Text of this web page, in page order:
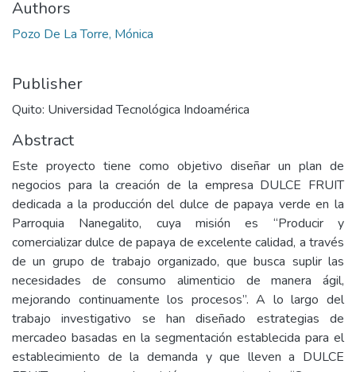
Authors
Pozo De La Torre, Mónica
Publisher
Quito: Universidad Tecnológica Indoamérica
Abstract
Este proyecto tiene como objetivo diseñar un plan de
negocios para la creación de la empresa DULCE FRUIT
dedicada a la producción del dulce de papaya verde en la
Parroquia Nanegalito, cuya misión es “Producir y
comercializar dulce de papaya de excelente calidad, a través
de un grupo de trabajo organizado, que busca suplir las
necesidades de consumo alimenticio de manera ágil,
mejorando continuamente los procesos”. A lo largo del
trabajo investigativo se han diseñado estrategias de
mercadeo basadas en la segmentación establecida para el
establecimiento de la demanda y que lleven a DULCE